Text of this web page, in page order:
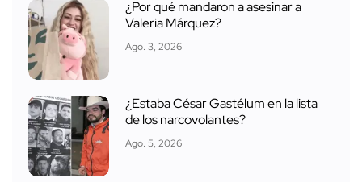
¿Por qué mandaron a asesinar a
Valeria Márquez?
Ago. 3, 2026
¿Estaba César Gastélum en la lista
de los narcovolantes?
Ago. 5, 2026